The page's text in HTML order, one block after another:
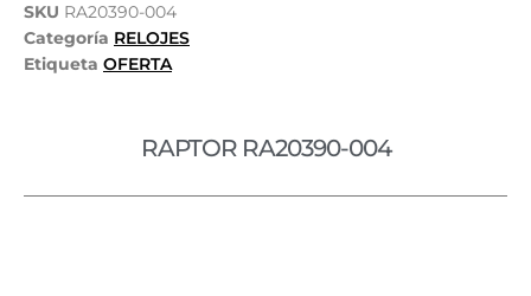
SKU RA20390-004
Categoría RELOJES
Etiqueta OFERTA
RAPTOR RA20390-004